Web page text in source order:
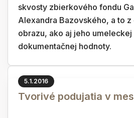
skvosty zbierkového fondu
Alexandra Bazovského, a to
obrazu, ako aj jeho
dokumentačnej hodnoty.
5.1.2016
Tvorivé podujatia v